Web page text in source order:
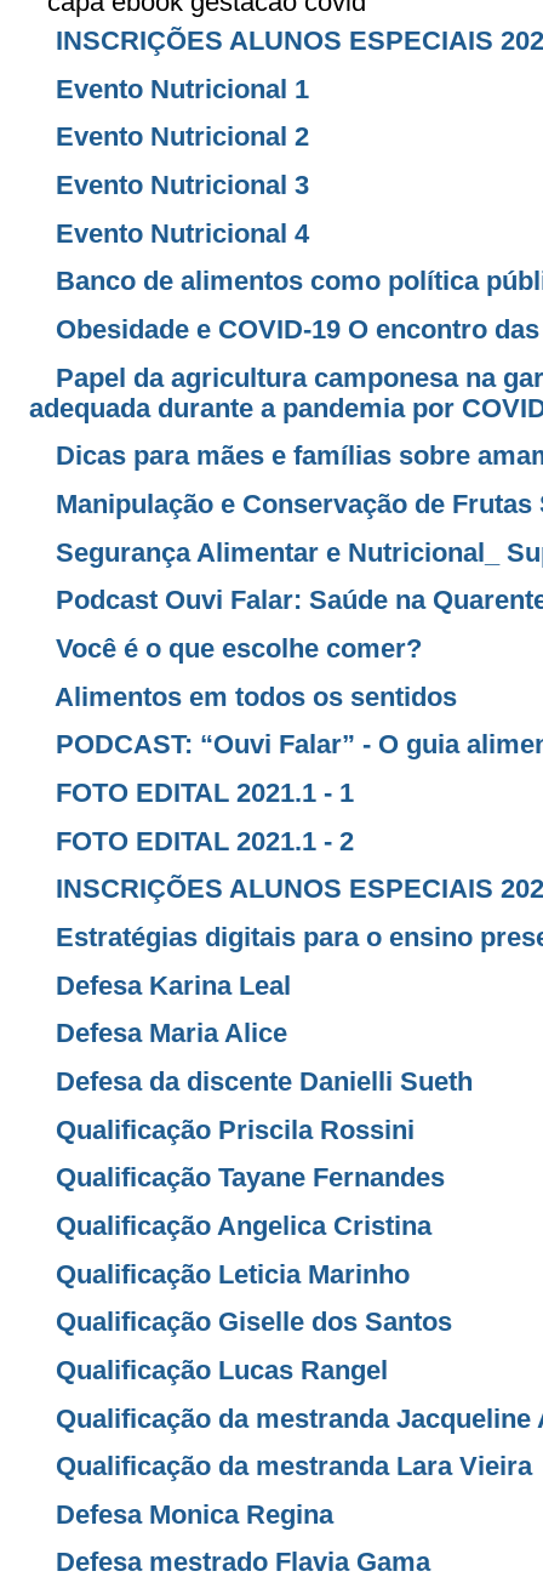
INSCRIÇÕES ALUNOS ESPECIAIS
Evento Nutricional 1
Evento Nutricional 2
Evento Nutricional 3
Evento Nutricional 4
Banco de alimentos como política
Obesidade e COVID-19 O encontro
Papel da agricultura camponesa na
adequada durante a pandemia por
Dicas para mães e famílias sobre
Manipulação e Conservação de
Segurança Alimentar e Nutricional_
Podcast Ouvi Falar: Saúde na
Você é o que escolhe comer?
Alimentos em todos os sentidos
PODCAST: “Ouvi Falar” - O guia
FOTO EDITAL 2021.1 - 1
FOTO EDITAL 2021.1 - 2
INSCRIÇÕES ALUNOS ESPECIAIS
Estratégias digitais para o ensino
Defesa Karina Leal
Defesa Maria Alice
Defesa da discente Danielli Sueth
Qualificação Priscila Rossini
Qualificação Tayane Fernandes
Qualificação Angelica Cristina
Qualificação Leticia Marinho
Qualificação Giselle dos Santos
Qualificação Lucas Rangel
Qualificação da mestranda Jacqueline
Qualificação da mestranda Lara Vieira
Defesa Monica Regina
Defesa mestrado Flavia Gama